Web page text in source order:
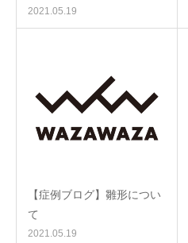
2021.05.19
【症例ブログ】雛形につい
て
2021.05.19